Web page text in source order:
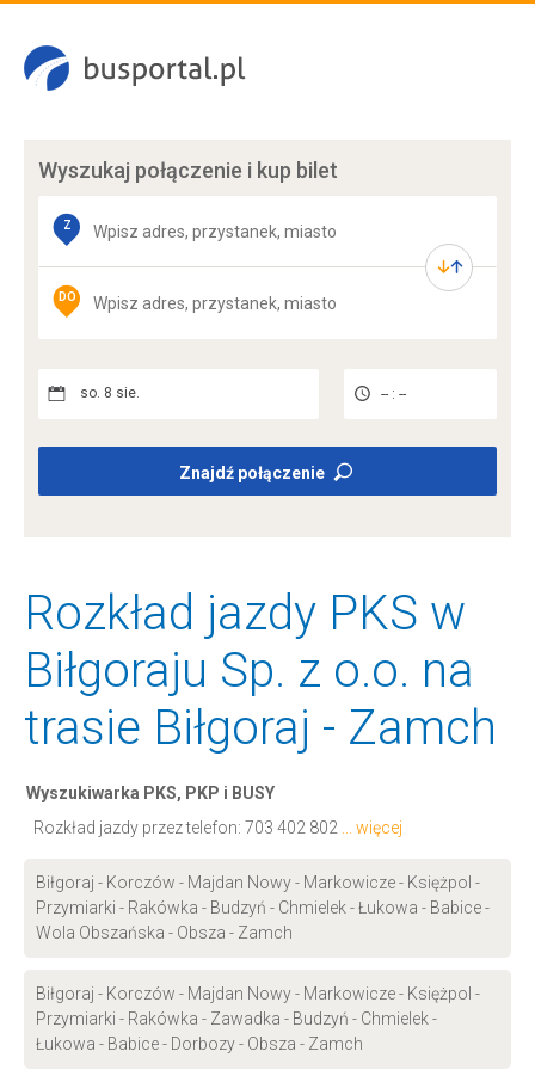
Wyszukaj połączenie i kup bilet
Z
DO
so. 8 sie. -- : --
Znajdź połączenie
Rozkład jazdy PKS w
Biłgoraju Sp. z o.o. na
trasie Biłgoraj - Zamch
Wyszukiwarka PKS, PKP i BUSY
Rozkład jazdy przez telefon: 703 402 802 ... więcej
Biłgoraj - Korczów - Majdan Nowy - Markowicze - Księżpol -
Przymiarki - Rakówka - Budzyń - Chmielek - Łukowa - Babice -
Wola Obszańska - Obsza - Zamch
Biłgoraj - Korczów - Majdan Nowy - Markowicze - Księżpol -
Przymiarki - Rakówka - Zawadka - Budzyń - Chmielek -
Łukowa - Babice - Dorbozy - Obsza - Zamch